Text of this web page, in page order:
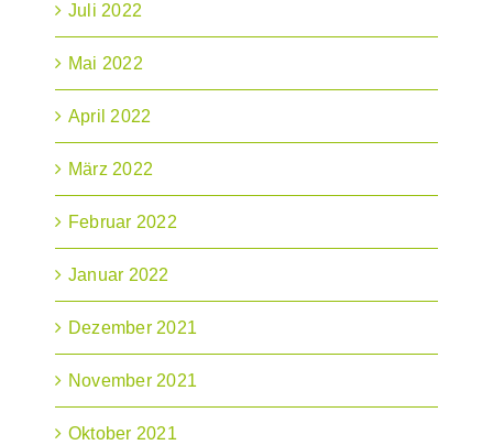
Juli 2022
Mai 2022
April 2022
März 2022
Februar 2022
Januar 2022
Dezember 2021
November 2021
Oktober 2021